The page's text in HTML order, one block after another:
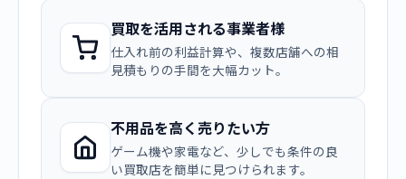
買取を活用される事業者様
仕入れ前の利益計算や、複数店舗への相
見積もりの手間を大幅カット。
不用品を高く売りたい方
ゲーム機や家電など、少しでも条件の良
い買取店を簡単に見つけられます。